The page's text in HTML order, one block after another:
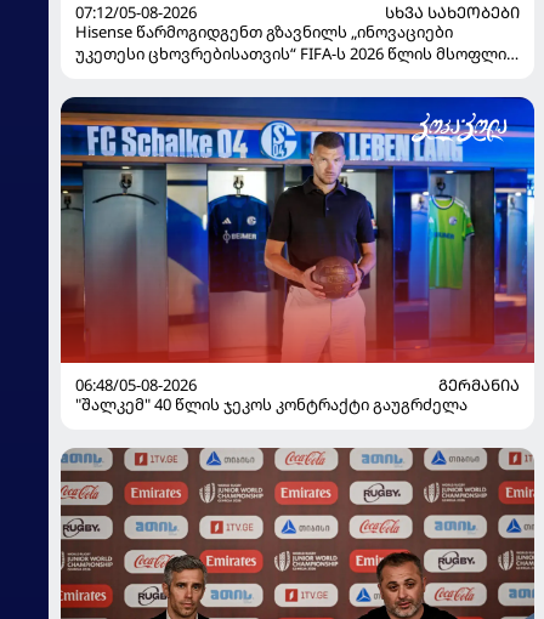
07:12/05-08-2026
ᲡᲮᲕᲐ ᲡᲐᲮᲔᲝᲑᲔᲑᲘ
Hisense წარმოგიდგენთ გზავნილს „ინოვაციები
უკეთესი ცხოვრებისათვის“ FIFA-ს 2026 წლის მსოფლიო
06:48/05-08-2026
ᲒᲔᲠᲛᲐᲜᲘᲐ
"შალკემ" 40 წლის ჯეკოს კონტრაქტი გაუგრძელა